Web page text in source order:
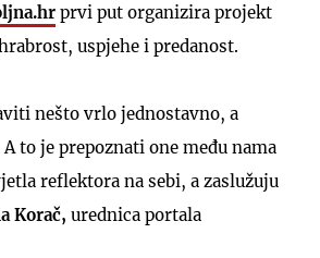
prvi put organizira projekt
uspjehe i predanost.
nešto vrlo jednostavno, a
to je prepoznati one među nama
reflektora na sebi, a zaslužuju
Korač, urednica portala